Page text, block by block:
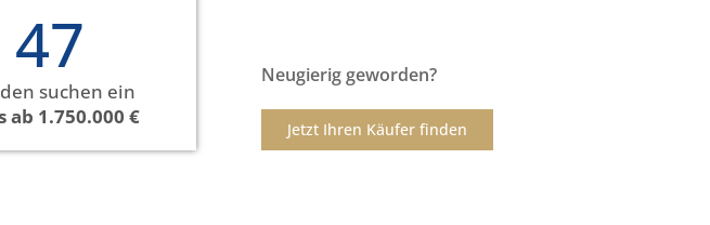
47
suchen ein
ab 1.750.000 €
Neugierig geworden?
Jetzt Ihren Käufer finden